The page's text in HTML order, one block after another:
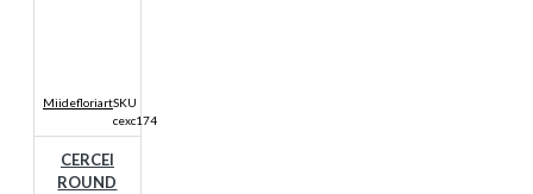
MiidefloriartSKU
cexc174
CERCEI
ROUND